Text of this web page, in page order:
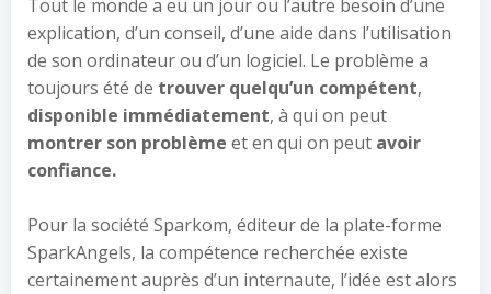
Tout le monde a eu un jour ou l’autre besoin d’une
explication, d’un conseil, d’une aide dans l’utilisation
de son ordinateur ou d’un logiciel. Le problème a
toujours été de trouver quelqu’un compétent,
disponible immédiatement, à qui on peut
montrer son problème et en qui on peut avoir
confiance.
Pour la société Sparkom, éditeur de la plate-forme
SparkAngels, la compétence recherchée existe
certainement auprès d’un internaute, l’idée est alors